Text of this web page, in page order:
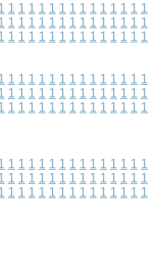
1 1 1 1 1 1 1 1 1 1 1 1 1 1
1 1 1 1 1 1 1 1 1 1 1 1 1 1
1 1 1 1 1 1 1 1 1 1 1 1 1 1
1 1 1 1 1 1 1 1 1 1 1 1 1 1
1 1 1 1 1 1 1 1 1 1 1 1 1 1
1 1 1 1 1 1 1 1 1 1 1 1 1 1
1 1 1 1 1 1 1 1 1 1 1 1 1 1
1 1 1 1 1 1 1 1 1 1 1 1 1 1
1 1 1 1 1 1 1 1 1 1 1 1 1 1